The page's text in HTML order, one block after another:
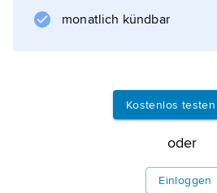
monatlich kündbar
Kostenlos testen
oder
Einloggen